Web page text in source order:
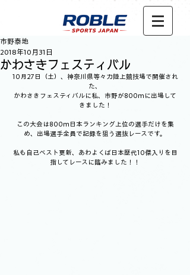
かわさきフェスティバル
市野泰地
2018年10月31日
10月27日（土）、神奈川県等々力陸上競技場で開催され
た、
かわさきフェスティバルに私、市野が800mに出場して
きました！
この大会は800m日本ランキング上位の選手だけを集
め、出場選手全員で記録を狙う選抜レースです。
私も自己ベスト更新、あわよくば日本歴代10傑入りを目
指してレースに臨みました！！